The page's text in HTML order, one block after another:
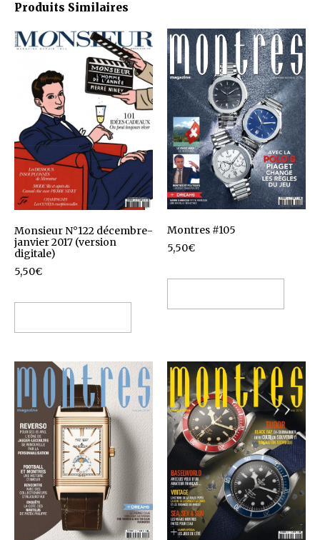
Produits Similaires
Monsieur N°122 décembre-
janvier 2017 (version
digitale)
5,50€
Montres #105
5,50€